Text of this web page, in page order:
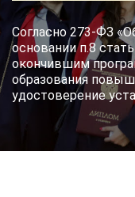
Согласно 273-ФЗ
основании п.8
окончившим
образования
удостоверение